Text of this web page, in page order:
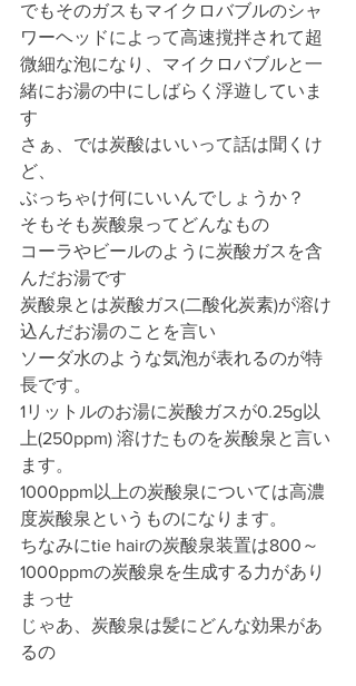
でもそのガスもマイクロバブルのシャ
ワーヘッドによって高速撹拌されて超
微細な泡になり、マイクロバブルと一
緒にお湯の中にしばらく浮遊していま
す
さぁ、では炭酸はいいって話は聞くけ
ど、
ぶっちゃけ何にいいんでしょうか？
そもそも炭酸泉ってどんなもの
コーラやビールのように炭酸ガスを含
んだお湯です
炭酸泉とは炭酸ガス(二酸化炭素)が溶け
込んだお湯のことを言い
ソーダ水のような気泡が表れるのが特
長です。
1リットルのお湯に炭酸ガスが0.25g以
上(250ppm) 溶けたものを炭酸泉と言い
ます。
1000ppm以上の炭酸泉については高濃
度炭酸泉というものになります。
ちなみにtie hairの炭酸泉装置は800～
1000ppmの炭酸泉を生成する力があり
まっせ
じゃあ、炭酸泉は髪にどんな効果があ
るの